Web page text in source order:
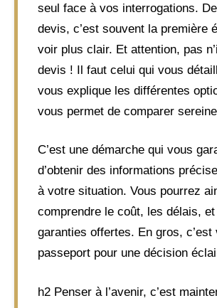
seul face à vos interrogations.
devis, c’est souvent la première
voir plus clair. Et attention, pas
devis ! Il faut celui qui vous
vous explique les différentes
vous permet de comparer
C’est une démarche qui vous
d’obtenir des informations
à votre situation. Vous pourrez
comprendre le coût, les délais,
garanties offertes. En gros, c’est
passeport pour une décision
h2 Penser à l’avenir, c’est